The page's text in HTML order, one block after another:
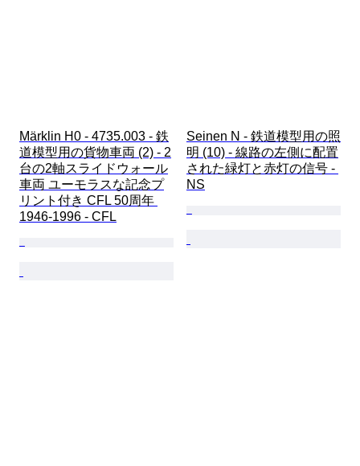
Märklin H0 - 4735.003 - 鉄
道模型用の貨物車両 (2) - 2
台の2軸スライドウォール
車両 ユーモラスな記念プ
リント付き CFL 50周年
1946-1996 - CFL
Seinen N - 鉄道模型用の照
明 (10) - 線路の左側に配置
された緑灯と赤灯の信号 -
NS